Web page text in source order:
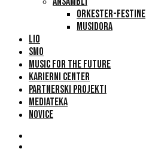
ORKESTER-FESTINE
MUSIDORA
LIO
SMO
MUSIC FOR THE FUTURE
KARIERNI CENTER
PARTNERSKI PROJEKTI
MEDIATEKA
NOVICE